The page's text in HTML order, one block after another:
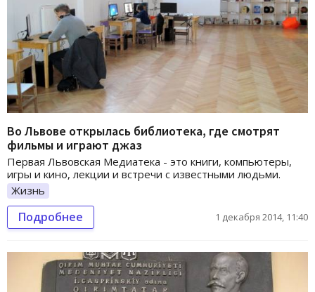
Во Львове открылась библиотека, где смотрят
фильмы и играют джаз
Первая Львовская Медиатека - это книги, компьютеры,
игры и кино, лекции и встречи с известными людьми.
Жизнь
Подробнее 1 декабря 2014, 11:40